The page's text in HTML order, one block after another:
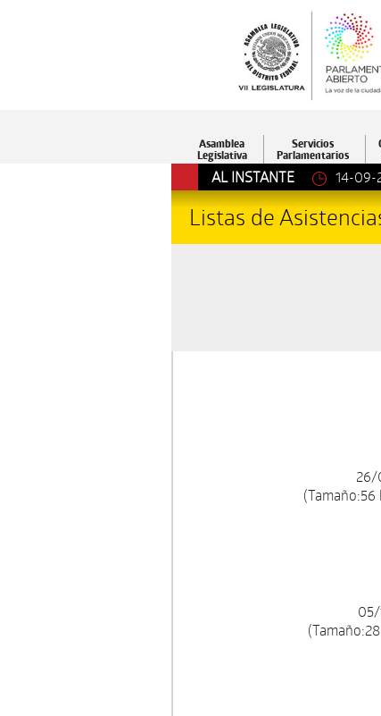
Asamblea
Legislativa
Servicios
Parlamentarios
AL INSTANTE 14-09-
Listas de
26/
05/